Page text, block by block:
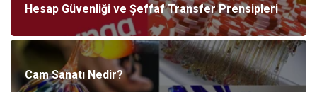
Hesap Güvenliği ve Şeffaf Transfer Prensipleri
Cam Sanatı Nedir?